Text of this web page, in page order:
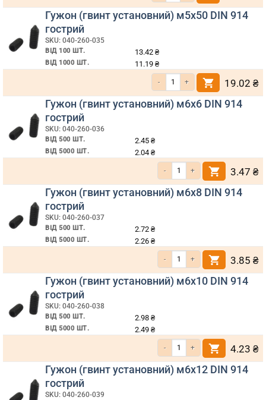
Гужон (гвинт установний) м5х50 DIN 914
гострий
SKU: 040-260-035
ВІД 100 ШТ. 13.42 ₴
ВІД 1000 ШТ. 11.19 ₴
Кількість Гужон (гвинт установний) м5х50 DIN 914 гострий
19.02 ₴
Гужон (гвинт установний) м6х6 DIN 914
гострий
SKU: 040-260-036
ВІД 500 ШТ. 2.45 ₴
ВІД 5000 ШТ. 2.04 ₴
Кількість Гужон (гвинт установний) м6х6 DIN 914 гострий
3.47 ₴
Гужон (гвинт установний) м6х8 DIN 914
гострий
SKU: 040-260-037
ВІД 500 ШТ. 2.72 ₴
ВІД 5000 ШТ. 2.26 ₴
Кількість Гужон (гвинт установний) м6х8 DIN 914 гострий
3.85 ₴
Гужон (гвинт установний) м6х10 DIN 914
гострий
SKU: 040-260-038
ВІД 500 ШТ. 2.98 ₴
ВІД 5000 ШТ. 2.49 ₴
Кількість Гужон (гвинт установний) м6х10 DIN 914 гострий
4.23 ₴
Гужон (гвинт установний) м6х12 DIN 914
гострий
SKU: 040-260-039